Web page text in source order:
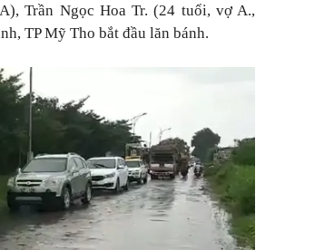
Trần Ngọc Hoa Tr. (24 tuổi, vợ A.,
TP Mỹ Tho bắt đầu lăn bánh.